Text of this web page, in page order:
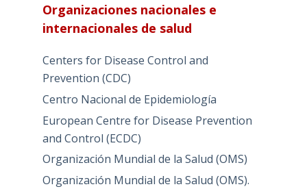
Organizaciones nacionales e
internacionales de salud
Centers for Disease Control and
Prevention (CDC)
Centro Nacional de Epidemiología
European Centre for Disease Prevention
and Control (ECDC)
Organización Mundial de la Salud (OMS)
Organización Mundial de la Salud (OMS).